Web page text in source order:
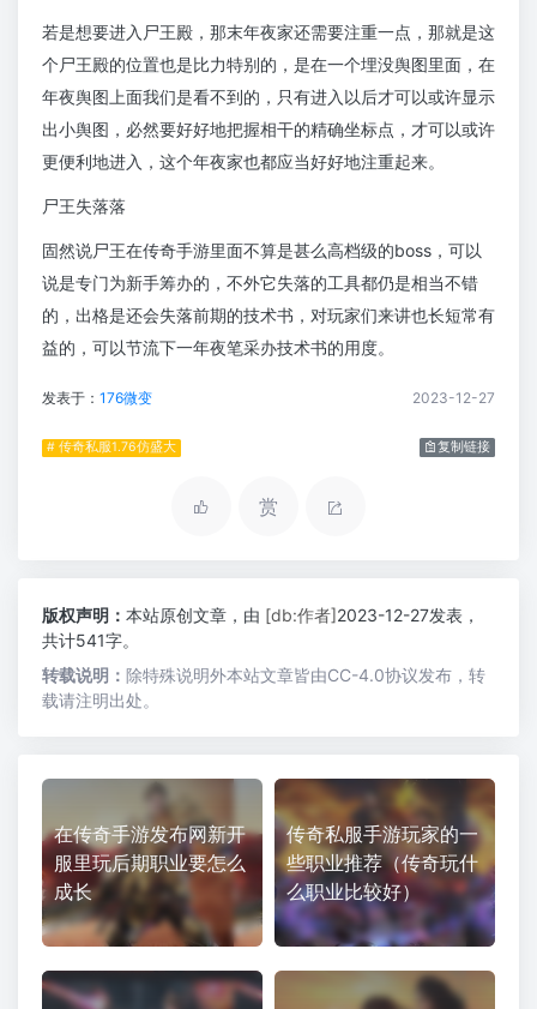
若是想要进入尸王殿，那末年夜家还需要注重一点，那就是这
个尸王殿的位置也是比力特别的，是在一个埋没舆图里面，在
年夜舆图上面我们是看不到的，只有进入以后才可以或许显示
出小舆图，必然要好好地把握相干的精确坐标点，才可以或许
更便利地进入，这个年夜家也都应当好好地注重起来。
尸王失落落
固然说尸王在传奇手游里面不算是甚么高档级的boss，可以
说是专门为新手筹办的，不外它失落的工具都仍是相当不错
的，出格是还会失落前期的技术书，对玩家们来讲也长短常有
益的，可以节流下一年夜笔采办技术书的用度。
发表于： 176微变 2023-12-27
# 传奇私服1.76仿盛大 复制链接
赏
版权声明： 本站原创文章，由 [db:作者]2023-12-27发表，
共计541字。
转载说明： 除特殊说明外本站文章皆由CC-4.0协议发布，转
载请注明出处。
在传奇手游发布网新开
服里玩后期职业要怎么
成长
传奇私服手游玩家的一
些职业推荐（传奇玩什
么职业比较好）